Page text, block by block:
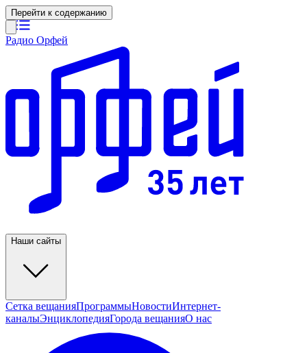
Перейти к содержанию
Радио Орфей
Наши сайты
Сетка вещанияПрограммыНовостиИнтернет-
каналыЭнциклопедияГорода вещанияО нас